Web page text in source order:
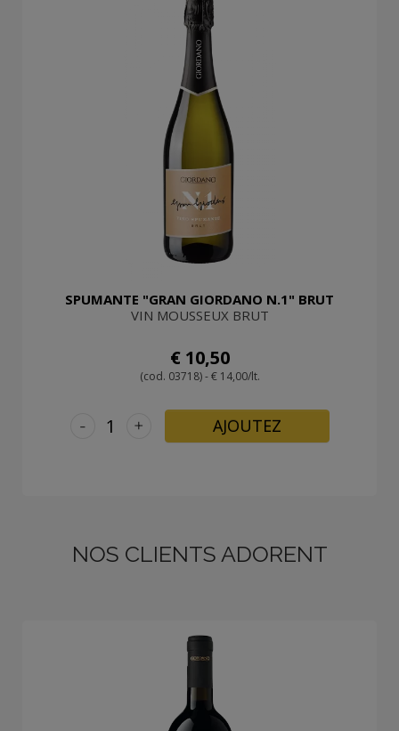
SPUMANTE "GRAN GIORDANO N.1" BRUT
VIN MOUSSEUX BRUT
€ 10,50
(cod. 03718) - € 14,00/lt.
+
- AJOUTEZ
NOS CLIENTS ADORENT